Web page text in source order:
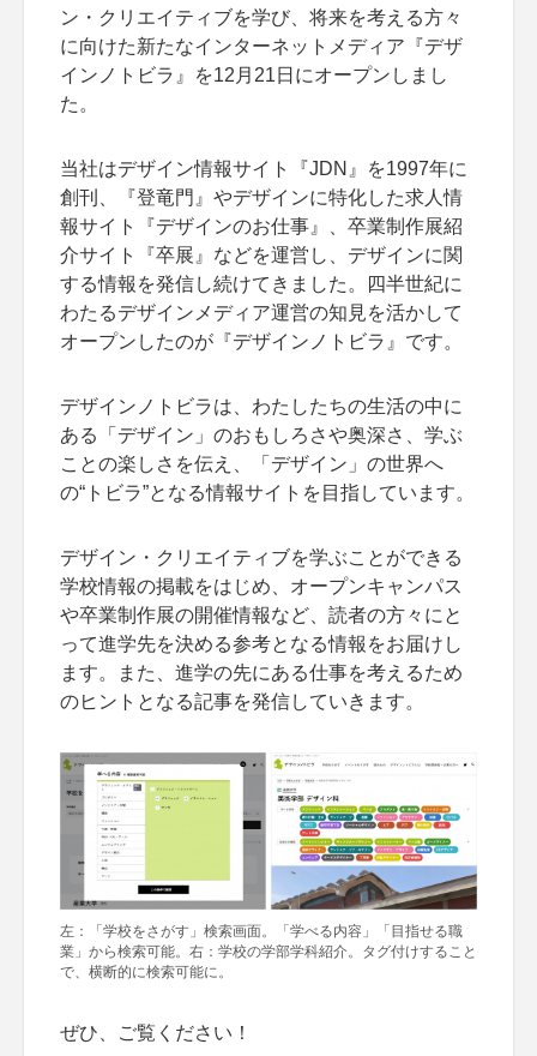
ン・クリエイティブを学び、将来を考える方々
に向けた新たなインターネットメディア『デザ
インノトビラ』を12月21日にオープンしまし
た。
当社はデザイン情報サイト『JDN』を1997年に
創刊、『登竜門』やデザインに特化した求人情
報サイト『デザインのお仕事』、卒業制作展紹
介サイト『卒展』などを運営し、デザインに関
する情報を発信し続けてきました。四半世紀に
わたるデザインメディア運営の知見を活かして
オープンしたのが『デザインノトビラ』です。
デザインノトビラは、わたしたちの生活の中に
ある「デザイン」のおもしろさや奥深さ、学ぶ
ことの楽しさを伝え、「デザイン」の世界へ
の“トビラ”となる情報サイトを目指しています。
デザイン・クリエイティブを学ぶことができる
学校情報の掲載をはじめ、オープンキャンパス
や卒業制作展の開催情報など、読者の方々にと
って進学先を決める参考となる情報をお届けし
ます。また、進学の先にある仕事を考えるため
のヒントとなる記事を発信していきます。
左：「学校をさがす」検索画面。「学べる内容」「目指せる職
業」から検索可能。右：学校の学部学科紹介。タグ付けすること
で、横断的に検索可能に。
ぜひ、ご覧ください！